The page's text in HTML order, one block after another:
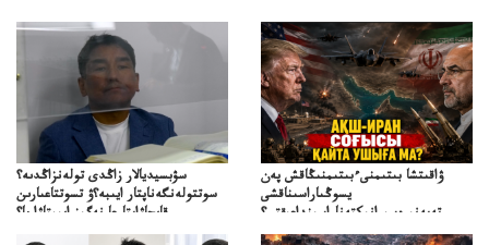
سۋبسيديالار زاڭدى تولەنزاڭدىە؟
سوتتولەنگەناپتار ايىبە؟ۋ تسوتتاعىارىن
قايجاۋاپتارعا نەگىز ايىپتاۋا ما؟
تۇجىرىمدارىنقايتاقاراۋعانەگىزبولاالاما؟
ۋاقىتشا بىتىمنىءبىتىمنىڭاقش پەن
يسوڭىاراسىناقشى
تەپەنىرەسيرانىكتەناراسىنداعىقتى؟
تەكەتىرەسنەلىكتەنقايتاۋشىقتى؟